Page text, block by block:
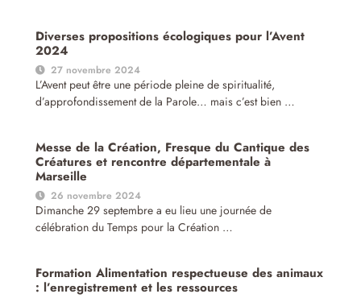
Diverses propositions écologiques pour l’Avent
2024
27 novembre 2024
L’Avent peut être une période pleine de spiritualité,
d’approfondissement de la Parole… mais c’est bien …
Messe de la Création, Fresque du Cantique des
Créatures et rencontre départementale à
Marseille
26 novembre 2024
Dimanche 29 septembre a eu lieu une journée de
célébration du Temps pour la Création …
Formation Alimentation respectueuse des animaux
: l’enregistrement et les ressources